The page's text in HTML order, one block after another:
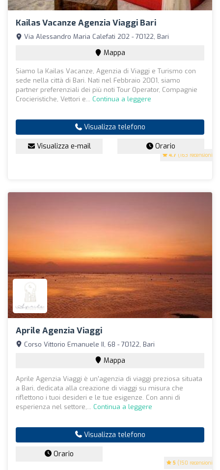
Kailas Vacanze Agenzia Viaggi Bari
4.7 (163 recensioni)
Via Alessandro Maria Calefati 202 - 70122, Bari
Mappa
Siamo la Kailas Vacanze, Agenzia di Viaggi e Turismo con
sede nella città di Bari. Nati nel Febbraio 2001, siamo
partner preferenziali dei più noti Tour Operator, Compagnie
Crocieristiche, Vettori e... Continua a leggere
Visualizza telefono
Visualizza e-mail Orario
Aprile Agenzia Viaggi
5 (150 recensioni)
Corso Vittorio Emanuele II, 68 - 70122, Bari
Mappa
Aprile Agenzia Viaggi è un'agenzia di viaggi preziosa situata
a Bari, dedicata alla creazione di viaggi su misura che
riflettono i tuoi desideri e le tue esigenze. Con anni di
esperienza nel settore,... Continua a leggere
Visualizza telefono
Orario